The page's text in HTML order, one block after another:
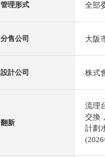
管理形式 全部
分售公司 大阪
設計公司 株式
翻新
流理
交換
計劃